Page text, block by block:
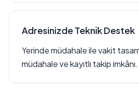
Adresinizde Teknik Destek
Yerinde müdahale ile vakit
müdahale ve kayıtlı takip imkânı.